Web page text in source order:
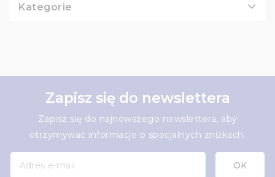
Kategorie
Zapisz się do newslettera
Zapisz się do najnowszego newslettera, aby
otrzymywać informacje o specjalnych zniżkach.